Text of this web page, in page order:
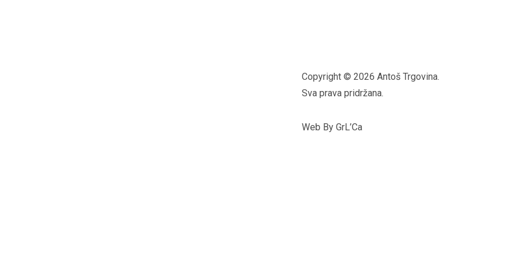
Copyright © 2026 Antoš Trgovina.
Sva prava pridržana.
Web By GrL’Ca